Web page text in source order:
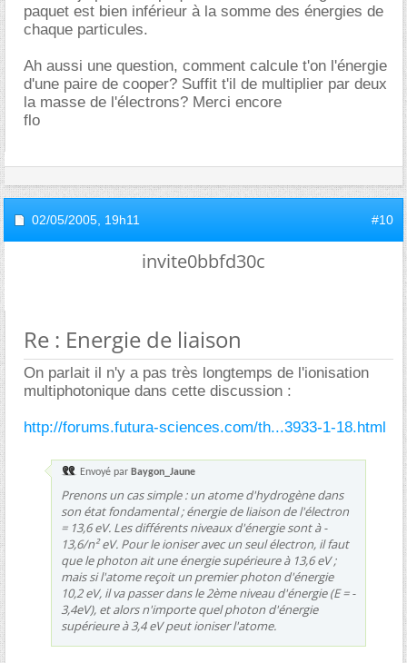
paquet est bien inférieur à la somme des énergies de
chaque particules.
Ah aussi une question, comment calcule t'on l'énergie
d'une paire de cooper? Suffit t'il de multiplier par deux
la masse de l'électrons? Merci encore
flo
02/05/2005, 19h11 #10
invite0bbfd30c
Re : Energie de liaison
On parlait il n'y a pas très longtemps de l'ionisation
multiphotonique dans cette discussion :
http://forums.futura-sciences.com/th...3933-1-18.html
Envoyé par Baygon_Jaune
Prenons un cas simple : un atome d'hydrogène dans
son état fondamental ; énergie de liaison de l'électron
= 13,6 eV. Les différents niveaux d'énergie sont à -
13,6/n² eV. Pour le ioniser avec un seul électron, il faut
que le photon ait une énergie supérieure à 13,6 eV ;
mais si l'atome reçoit un premier photon d'énergie
10,2 eV, il va passer dans le 2ème niveau d'énergie (E = -
3,4eV), et alors n'importe quel photon d'énergie
supérieure à 3,4 eV peut ioniser l'atome.